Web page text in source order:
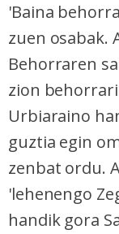
'Baina
zuen osabak.
Behorraren
zion
Urbiaraino
guztia egin
zenbat ordu.
'lehenengo
handik gora